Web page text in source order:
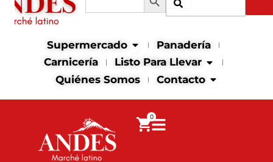
Supermercado Abrir supermercado
Panadería
Carnicería
Listo Para Llevar Abrir Listo
Quiénes Somos Contacto Abrir
0